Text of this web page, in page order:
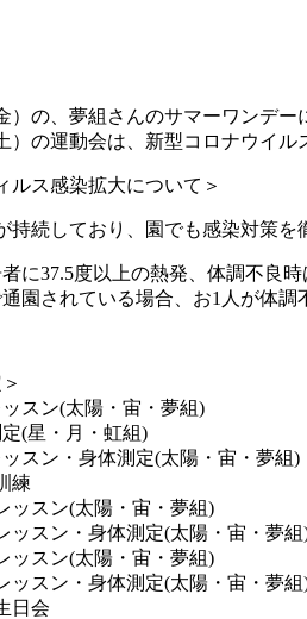
）の、夢組さんのサマーワンデ
）の運動会は、新型コロナウイ
ルス感染拡大について＞
持続しており、園でも感染対策
に37.5度以上の熱発、体調不良
園されている場合、お1人が体
スン(太陽・宙・夢組)
(星・月・虹組)
スン・身体測定(太陽・宙・夢組)
練
ッスン(太陽・宙・夢組)
ッスン・身体測定(太陽・宙・夢組
ッスン(太陽・宙・夢組)
ッスン・身体測定(太陽・宙・夢組
日会